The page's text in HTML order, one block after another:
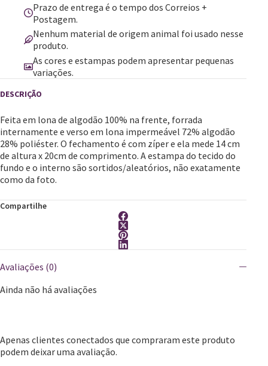
Prazo de entrega é o tempo dos Correios +
Postagem.
Nenhum material de origem animal foi usado nesse
produto.
As cores e estampas podem apresentar pequenas
variações.
Feita em lona de algodão 100% na frente, forrada
internamente e verso em lona impermeável 72% algodão
28% poliéster. O fechamento é com zíper e ela mede 14 cm
de altura x 20cm de comprimento. A estampa do tecido do
fundo e o interno são sortidos/aleatórios, não exatamente
como da foto.
Compartilhe
Avaliações (0)
Ainda não há avaliações
Apenas clientes conectados que compraram este produto
podem deixar uma avaliação.